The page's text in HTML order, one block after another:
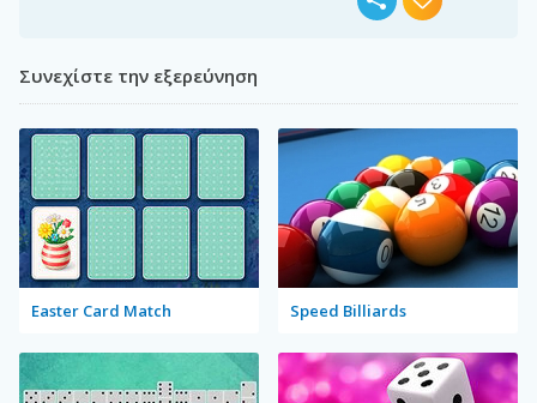
Συνεχίστε την εξερεύνηση
Easter Card Match Speed Billiards